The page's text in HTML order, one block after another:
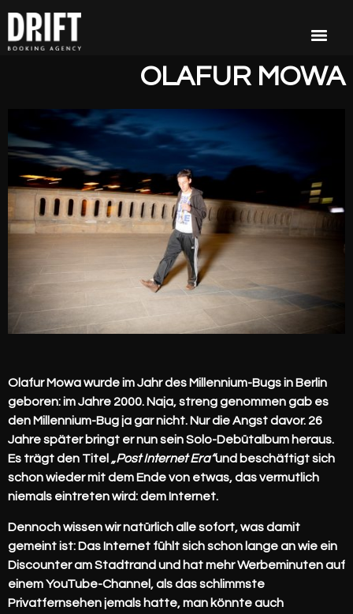
OLAFUR MOWA
Olafur Mowawurde im Jahr des Millennium-Bugs in Berlin
geboren: im Jahre 2000. Naja, streng genommen gab es
den Millennium-Bug ja gar nicht. Nur die Angst davor. 26
Jahre später bringt er nun seinSolo-Debütalbum heraus.
Es trägt den Titel „Post Internet Era“und beschäftigt sich
schon wieder mit dem Ende von etwas, das vermutlich
niemals eintreten wird: dem Internet.
Dennoch wissen wir natürlich alle sofort, was damit
gemeint ist: Das Internet fühlt sich schon lange an wie ein
Discounter am Stadtrand und hat mehr Werbeminuten auf
einem YouTube-Channel, als das schlimmste
Privatfernsehen jemals hatte, man könnte auch